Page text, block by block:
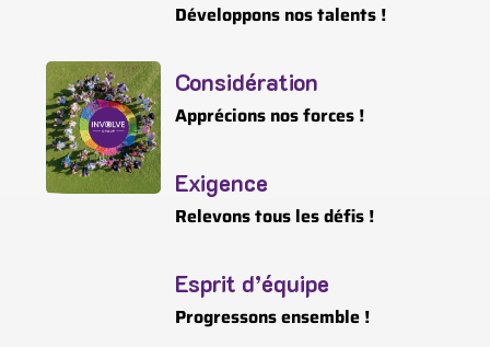
Développons nos talents !
Considération
Apprécions nos forces !
Exigence
Relevons tous les défis !
Esprit d’équipe
Progressons ensemble !